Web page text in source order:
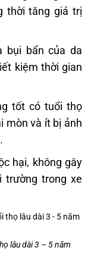
thời tăng giá trị
bụi bẩn của da
kiệm thời gian
tốt có tuổi thọ
mòn và ít bị ảnh
hại, không gây
trường trong xe
lâu dài 3 – 5 năm